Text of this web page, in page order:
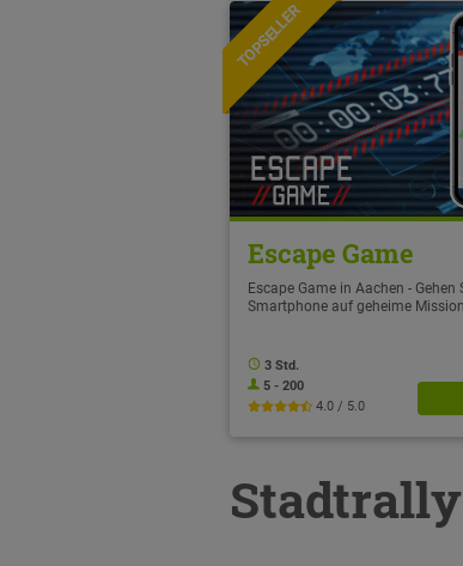
NEU
TOPSELLER
Escape Game
Escape Game in Aachen - Gehen
Smartphone auf geheime
3 Std.
5 - 200
4.0 / 5.0